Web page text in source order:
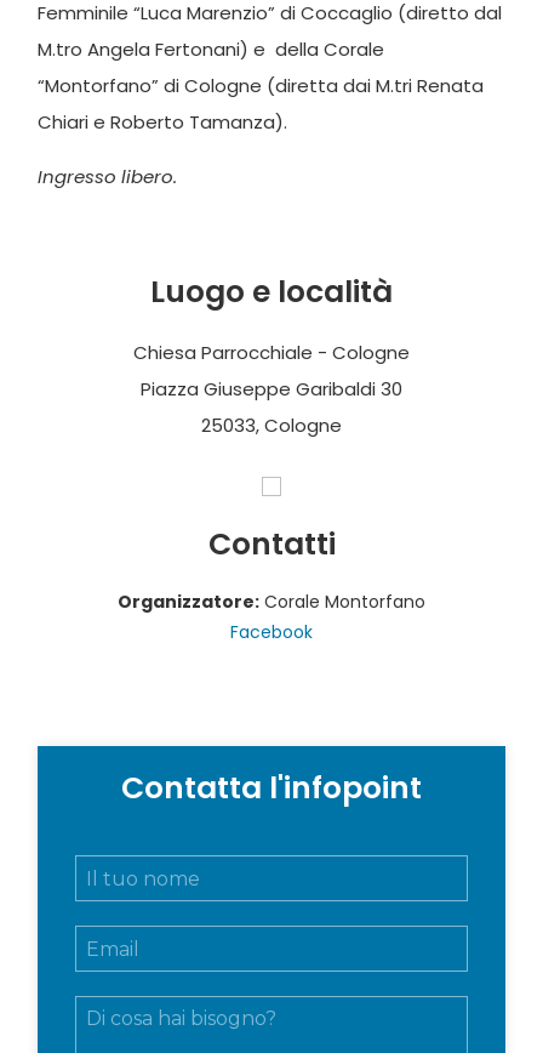
Femminile “Luca Marenzio” di Coccaglio (diretto dal
M.tro Angela Fertonani) e della Corale
“Montorfano” di Cologne (diretta dai M.tri Renata
Chiari e Roberto Tamanza).
Ingresso libero.
Luogo e località
Chiesa Parrocchiale - Cologne
Piazza Giuseppe Garibaldi 30
25033, Cologne
Contatti
Organizzatore: Corale Montorfano
Facebook
Contatta l'infopoint
N
E
m
M